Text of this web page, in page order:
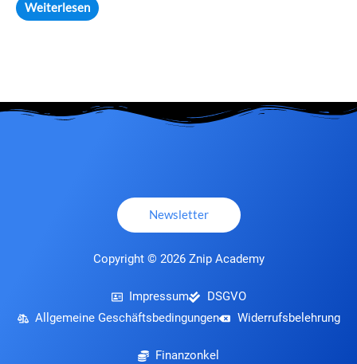
Weiterlesen
Newsletter
Copyright © 2026 Znip Academy
Impressum
DSGVO
Allgemeine Geschäftsbedingungen
Widerrufsbelehrung
Finanzonkel